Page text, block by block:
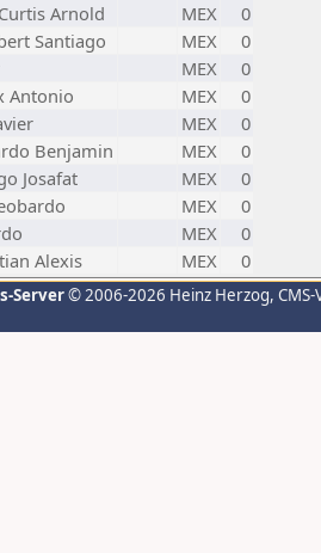
Arnold MEX
0
Santiago MEX
0
MEX
0
Antonio MEX
0
MEX
0
Benjamin MEX
0
Josafat MEX
0
MEX
0
MEX
0
Alexis MEX 0
Server© 2006-2026 Heinz Herzog,